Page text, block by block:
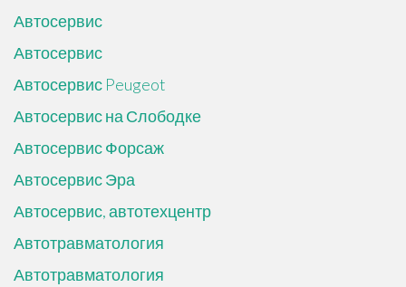
Автосервис
Автосервис
Автосервис Peugeot
Автосервис на Слободке
Автосервис Форсаж
Автосервис Эра
Автосервис, автотехцентр
Автотравматология
Автотравматология